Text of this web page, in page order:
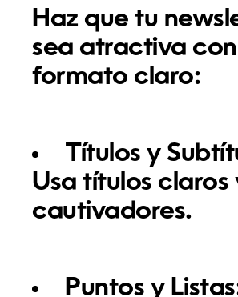
Haz que tu
sea atractiva
formato claro:
Títulos y
Usa títulos claros
cautivadores.
Puntos y